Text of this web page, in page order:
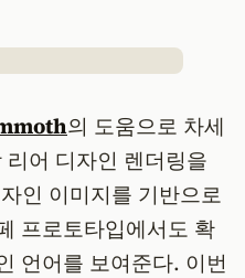
의 도움으로 차세
어 디자인 렌더링을
인 이미지를 기반으로
프로토타입에서도 확
언어를 보여준다. 이번